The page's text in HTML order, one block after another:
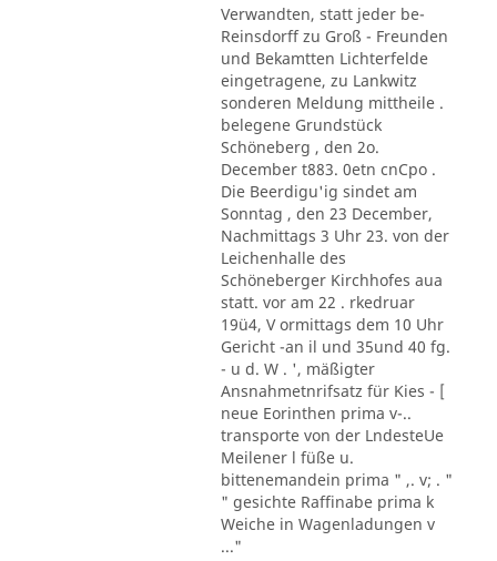
Verwandten, statt jeder be-
Reinsdorff zu Groß - Freunden
und Bekamtten Lichterfelde
eingetragene, zu Lankwitz
sonderen Meldung mittheile .
belegene Grundstück
Schöneberg , den 2o.
December t883. 0etn cnCpo .
Die Beerdigu'ig sindet am
Sonntag , den 23 December,
Nachmittags 3 Uhr 23. von der
Leichenhalle des
Schöneberger Kirchhofes aua
statt. vor am 22 . rkedruar
19ü4, V ormittags dem 10 Uhr
Gericht -an il und 35und 40 fg.
- u d. W . ', mäßigter
Ansnahmetnrifsatz für Kies - [
neue Eorinthen prima v-..
transporte von der LndesteUe
Meilener l füße u.
bittenemandein prima " ,. v; . "
" gesichte Raffinabe prima k
Weiche in Wagenladungen v
..."